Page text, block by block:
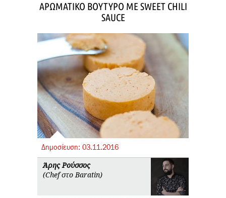
AΡΩΜΑΤΙΚΟ ΒΟΥΤΥΡΟ ΜΕ SWEET CHILI
SAUCE
Δημοσίευση: 03.11.2016
Άρης Ρούσσος
(Chef στο Baratin)